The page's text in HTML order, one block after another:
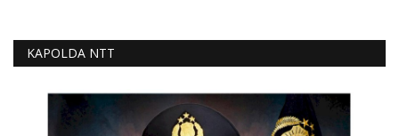
KAPOLDA NTT